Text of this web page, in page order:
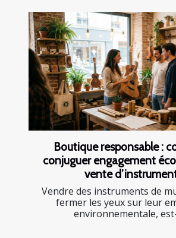
Boutique responsable :
conjuguer engagement
vente
Vendre des instruments de
fermer les yeux sur leur
environnementale, est-